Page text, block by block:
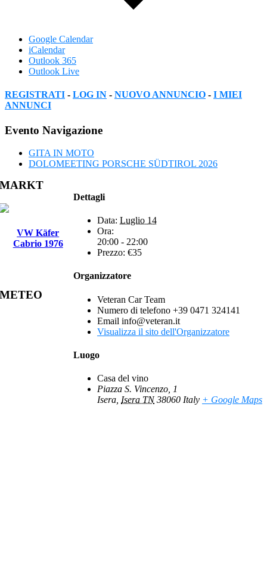
Google Calendar
iCalendar
Outlook 365
Outlook Live
REGISTRATI - LOG IN - NUOVO ANNUNCIO - I MIEI
ANNUNCI
Facebook
Twitter
Reddit
LinkedIn
WhatsApp
Tumblr
Pinterest
Vk
Xing
Email
Evento Navigazione
GITA IN MOTO
DOLOMEETING PORSCHE SÜDTIROL 2026
Dettagli
Data: Luglio 14
Ora:
20:00 - 22:00
Prezzo: €35
Organizzatore
Veteran Car Team
Numero di telefono +39 0471 324141
Email info@veteran.it
Visualizza il sito dell'Organizzatore
Luogo
Casa del vino
Piazza S. Vincenzo, 1
Isera Isera TN 38060 Italy + Google Maps
MARKT
VW Käfer
Cabrio 1976
METEO